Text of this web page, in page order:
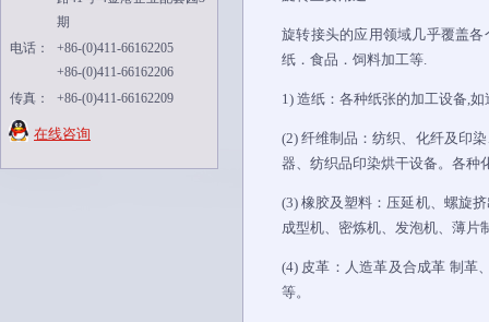
期
电话：
+86-(0)411-66162205
+86-(0)411-66162206
传真：
+86-(0)411-66162209
在线咨询
旋转接头的应用领域几乎覆盖
纸．食品．饲料加工等.
1) 造纸：各种纸张的加工设备,
(2) 纤维制品：纺织、化纤及印
器、纺织品印染烘干设备。各种
(3) 橡胶及塑料：压延机、螺旋
成型机、密炼机、发泡机、薄片
(4) 皮革：人造革及合成革 制革
等。